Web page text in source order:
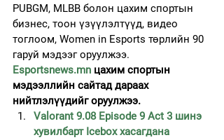
PUBGM, MLBB болон цахим спортын
бизнес, тоон үзүүлэлтүүд, видео
тоглоом, Women in Esports төрлийн 90
гаруй мэдээг оруулжээ.
Esportsnews.mn цахим спортын
мэдээллийн сайтад дараах
нийтлэлүүдийг оруулжээ.
Valorant 9.08 Episode 9 Act 3 шинэ
хувилбарт Icebox хасагдана